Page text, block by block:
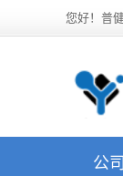
您好！普
公